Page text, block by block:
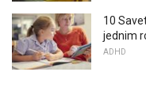
10
jednim
ADHD